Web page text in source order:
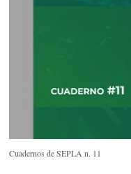
Cuadernos de SEPLA n. 11